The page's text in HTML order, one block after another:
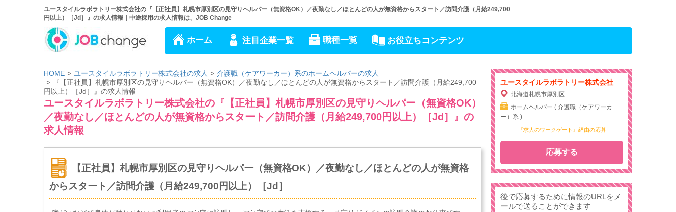
ユースタイルラボラトリー株式会社の『【正社員】札幌市厚別区の見守りヘルパー（無資格OK）／夜勤なし／ほとんどの人が無資格からスタート／訪問介護（月給249,700
円以上）［Jd］』の求人情報｜中途採用の求人情報は、JOB Change
ホーム 注目企業一覧 職種一覧 お役立ちコンテンツ
HOME ユースタイルラボラトリー株式会社の求人
介護職（ケアワーカー）系のホームヘルパーの求人
『【正社員】札幌市厚別区の見守りヘルパー（無資格OK）／夜勤なし／ほとんどの人が無資格からスタート／訪問介護（月給249,700
円以上）［Jd］』の求人情報
ユースタイルラボラトリー株式会社の『【正社員】札幌市厚別区の見守りヘルパー（無資格OK）
／夜勤なし／ほとんどの人が無資格からスタート／訪問介護（月給249,700円以上）［Jd］』の
求人情報
【正社員】札幌市厚別区の見守りヘルパー（無資格OK）／夜勤なし／ほとんどの人が無資格
からスタート／訪問介護（月給249,700円以上）［Jd］
ユースタイルラボラトリー株式会社
北海道札幌市厚別区
ホームヘルパー ( 介護職（ケアワーカ
ー）系 )
『求人のワークゲート』経由の応募
応募する
後で応募するために情報のURLをメ
ールで送ることができます